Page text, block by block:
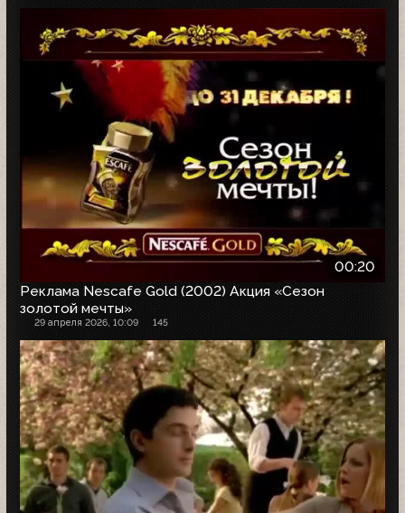
00:20
Реклама Nescafe Gold (2002) Акция «Сезон
золотой мечты»
29 апреля 2026, 10:09 145